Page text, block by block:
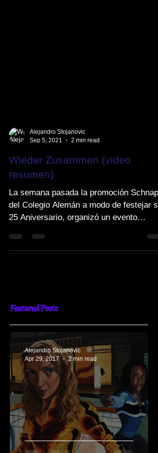
Sep 5, 2021
Wieder Zusammen (video
resumen)
La semana pasada la promoción Schnaps
del Colegio Alemán a modo de festejar su
25 Aniversario, organizó un evento
Featured Posts
Alejandro Stojanovic
Apr 29, 2017
2 min read